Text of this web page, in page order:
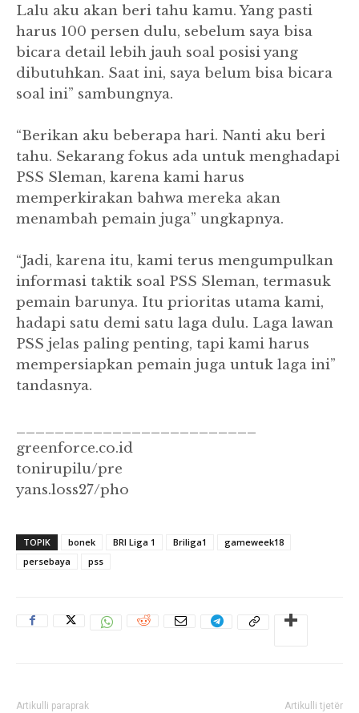
Lalu aku akan beri tahu kamu. Yang pasti
harus 100 persen dulu, sebelum saya bisa
bicara detail lebih jauh soal posisi yang
dibutuhkan. Saat ini, saya belum bisa bicara
soal ini” sambungnya.
“Berikan aku beberapa hari. Nanti aku beri
tahu. Sekarang fokus ada untuk menghadapi
PSS Sleman, karena kami harus
memperkirakan bahwa mereka akan
menambah pemain juga” ungkapnya.
“Jadi, karena itu, kami terus mengumpulkan
informasi taktik soal PSS Sleman, termasuk
pemain barunya. Itu prioritas utama kami,
hadapi satu demi satu laga dulu. Laga lawan
PSS jelas paling penting, tapi kami harus
mempersiapkan pemain juga untuk laga ini”
tandasnya.
greenforce.co.id
tonirupilu/pre
yans.loss27/pho
TOPIK bonek BRI Liga 1 Briliga1
gameweek18
persebaya
pss
Artikulli paraprak Artikulli tjetër